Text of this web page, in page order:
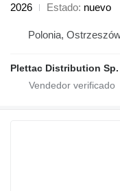
2026
Estado nuevo
Polonia,
Plettac Distribution Sp.